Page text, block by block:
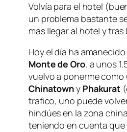
Volvía para el hotel
un problema bastante
mas llegar al hotel y
Hoy el día ha
Monte de Oro, a unos
vuelvo a ponerme
Chinatowny Phakurat
trafico, uno puede
hindúes en la zona
teniendo en cuenta que